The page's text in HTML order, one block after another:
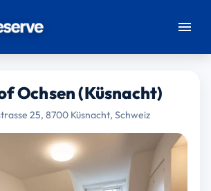
Ochsen (Küsnacht)
25, 8700 Küsnacht, Schweiz